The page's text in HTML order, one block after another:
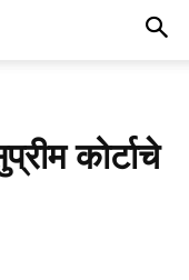
कोर्टाचे